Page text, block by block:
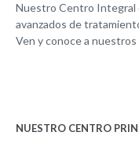
Nuestro Centro Integral
avanzados de
Ven y conoce a
NUESTRO CENTRO